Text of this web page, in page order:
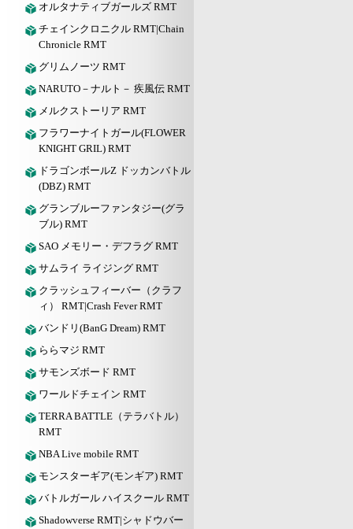
オルタナティブガールズ RMT
チェインクロニクル RMT|Chain
Chronicle RMT
グリムノーツ RMT
NARUTO－ナルト－ 疾風伝 RMT
メルクストーリア RMT
フラワーナイトガール(FLOWER
KNIGHT GRIL) RMT
ドラゴンボールZ ドッカンバトル
(DBZ) RMT
グランブルーファンタジー(グラ
ブル) RMT
SAO メモリー・デフラグ RMT
サムライ ライジング RMT
クラッシュフィーバー（クラフ
ィ） RMT|Crash Fever RMT
バンドリ(BanG Dream) RMT
ららマジ RMT
サモンズボード RMT
ワールドチェイン RMT
TERRA BATTLE（テラバトル）
RMT
NBA Live mobile RMT
モンスターギア(モンギア) RMT
バトルガール ハイスクール RMT
Shadowverse RMT|シャドウバー